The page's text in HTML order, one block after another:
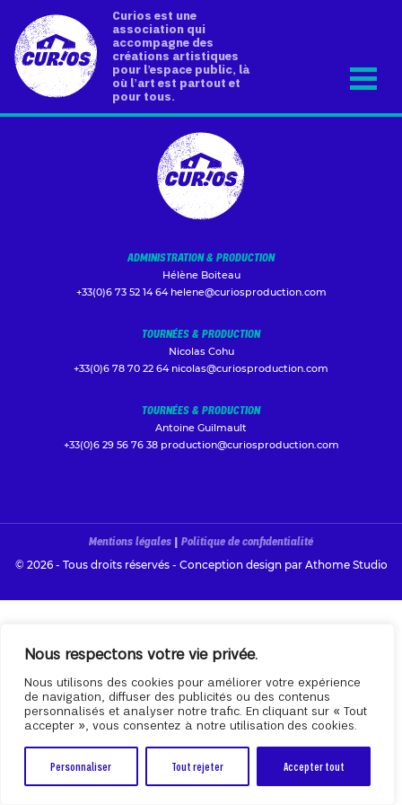
Nous respectons votre vie privée.
Nous utilisons des cookies pour améliorer votre expérience
de navigation, diffuser des publicités ou des contenus
personnalisés et analyser notre trafic. En cliquant sur « Tout
accepter », vous consentez à notre utilisation des cookies.
Personnaliser Tout rejeter Accepter tout
Curios est une
association qui
accompagne des
créations artistiques
pour l’espace public, là
où l’art est partout et
pour tous.
ADMINISTRATION & PRODUCTION
Hélène Boiteau
+33(0)6 73 52 14 64 helene@curiosproduction.com
TOURNÉES & PRODUCTION
Nicolas Cohu
+33(0)6 78 70 22 64 nicolas@curiosproduction.com
TOURNÉES & PRODUCTION
Antoine Guilmault
+33(0)6 29 56 76 38 production@curiosproduction.com
Mentions légales | Politique de confidentialité
© 2026 - Tous droits réservés - Conception design par Athome Studio